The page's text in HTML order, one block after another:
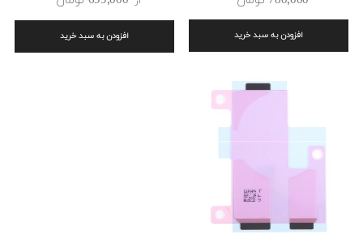
افزودن به سبد خرید افزودن به سبد خرید